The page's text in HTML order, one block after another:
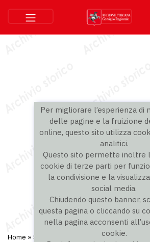
Per migliorare l’esperienza di
delle pagine e la fruizione
online, questo sito utilizza
analitici.
Questo sito permette inoltre
cookie di terze parti per
la condivisione e la
social media.
Chiudendo questo banner,
questa pagina o cliccando su
nella pagina acconsenti
cookie.
Home » Storico IV legislatura» Consiglieri